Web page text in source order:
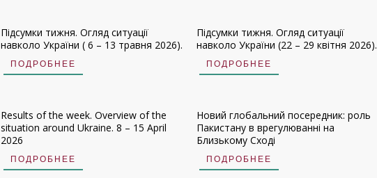
Підсумки тижня. Огляд ситуації
навколо України ( 6 – 13 травня 2026).
ПОДРОБНЕЕ
Підсумки тижня. Огляд ситуації
навколо України (22 – 29 квітня 2026).
ПОДРОБНЕЕ
Results of the week. Overview of the
situation around Ukraine. 8 – 15 April
2026
ПОДРОБНЕЕ
Новий глобальний посередник: роль
Пакистану в врегулюванні на
Близькому Сході
ПОДРОБНЕЕ